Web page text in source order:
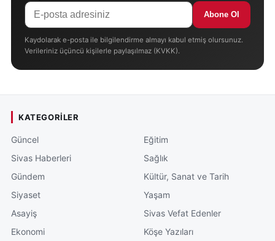
Abone Ol
Kaydolarak e-posta ile bilgilendirme almayı kabul etmiş olursunuz.
Verileriniz üçüncü kişilerle paylaşılmaz (KVKK).
KATEGORILER
Güncel
Sivas Haberleri
Gündem
Siyaset
Asayiş
Ekonomi
Eğitim
Sağlık
Kültür, Sanat ve Tarih
Yaşam
Sivas Vefat Edenler
Köşe Yazıları